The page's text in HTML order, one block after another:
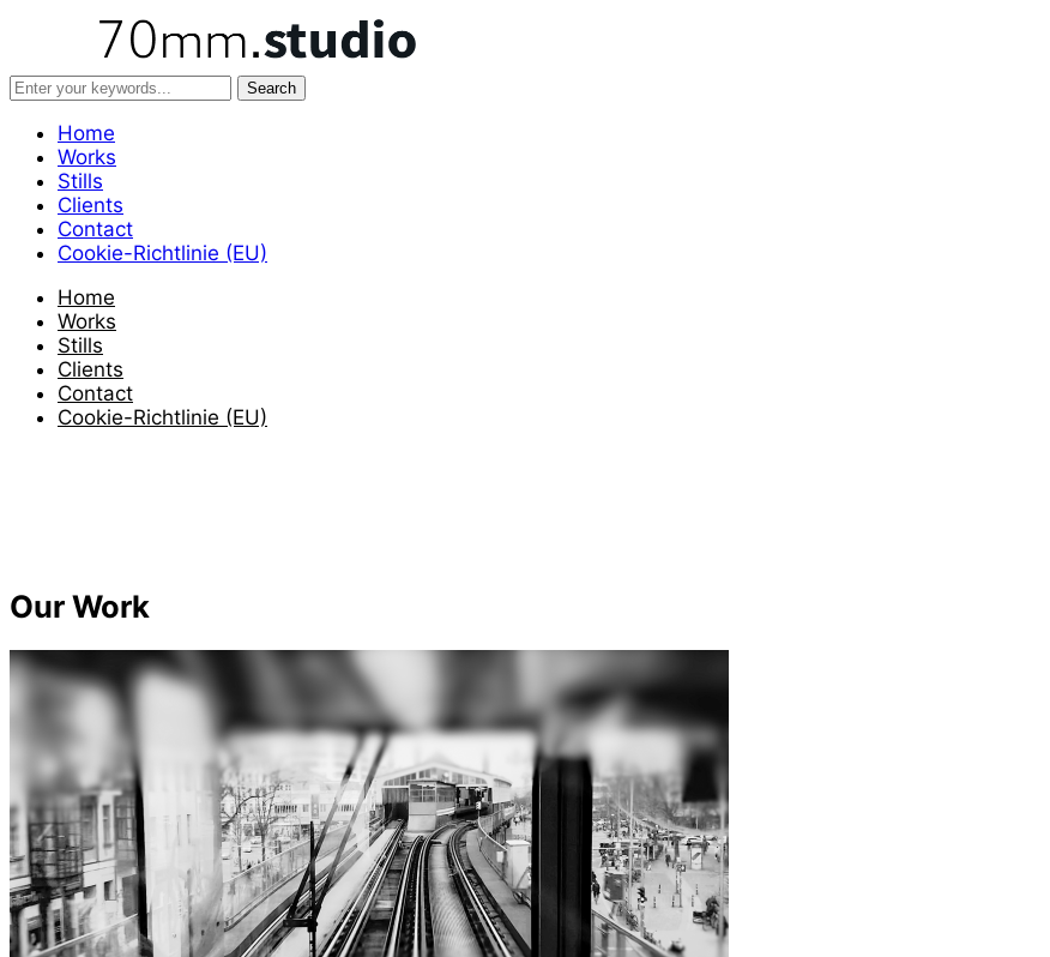
Home
Works
Stills
Clients
Contact
Cookie-Richtlinie (EU)
Home
Works
Stills
Clients
Contact
Cookie-Richtlinie (EU)
Our Work